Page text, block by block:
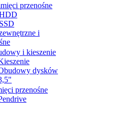
przenośne
i
i kieszenie
dysków
przenośne